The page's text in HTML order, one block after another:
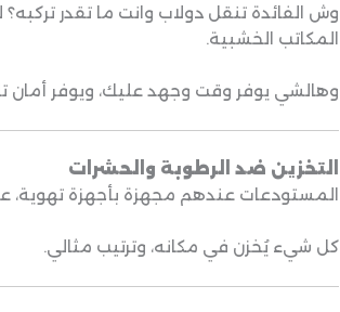
وش الفائدة تنقل دولاب وانت ما تقدر
المكاتب الخشبية.
وهالشي يوفر وقت وجهد عليك، ويوفر أمان
التخزين ضد الرطوبة والحشرات
المستودعات عندهم مجهزة بأجهزة تهوية،
كل شيء يُخزن في مكانه، وترتيب مثالي.